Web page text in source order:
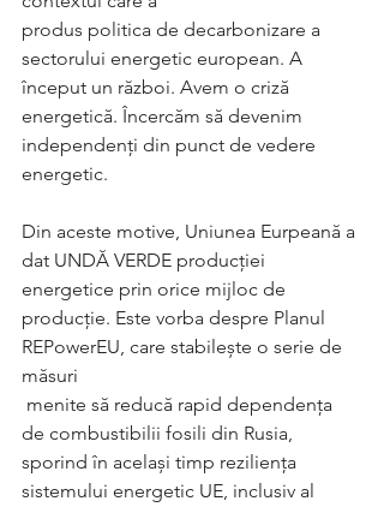
produs politica de decarbonizare a
sectorului energetic european. A
început un război. Avem o criză
energetică. Încercăm să devenim
independenți din punct de vedere
energetic.
Din aceste motive, Uniunea Eurpeană a
dat UNDĂ VERDE producției
energetice prin orice mijloc de
producție. Este vorba despre Planul
REPowerEU, care stabilește o serie de
măsuri
de combustibilii fosili din Rusia,
sporind în același timp reziliența
sistemului energetic UE, inclusiv al